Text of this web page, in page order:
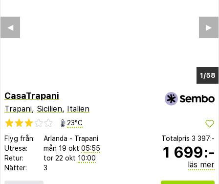
1/46
▶︎
◀︎
CasaTrapani
Trapani, Sicilien, Italien
23°C
Flyg från:
Arlanda - Trapani
Utresa:
mån 19 okt 05:55
Retur:
tor 22 okt 10:00
Nätter:
3
Totalpris 3 397:-
1 699:-
läs mer